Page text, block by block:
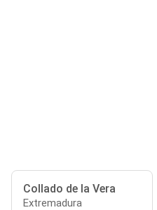
Collado de la Vera
Extremadura